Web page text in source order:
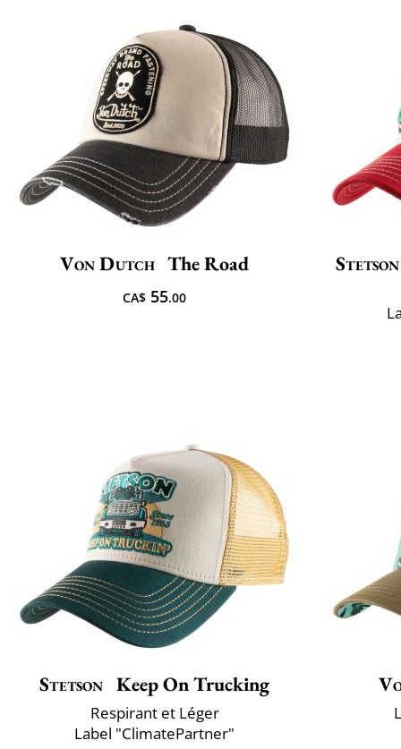
Von Dutch The Road
CA$ 55.00
Stetson
Stetson Keep On Trucking
Respirant et Léger
Label "ClimatePartner"